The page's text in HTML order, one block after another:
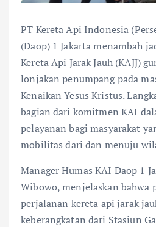
PT Kereta Api Indonesia
(Daop) 1 Jakarta menambah
Kereta Api Jarak Jauh (KAJJ)
lonjakan penumpang pada
Kenaikan Yesus Kristus.
bagian dari komitmen KAI
pelayanan bagi masyarakat
mobilitas dari dan menuju
Manager Humas KAI Daop 1
Wibowo, menjelaskan bahwa
perjalanan kereta api jarak
keberangkatan dari Stasiun